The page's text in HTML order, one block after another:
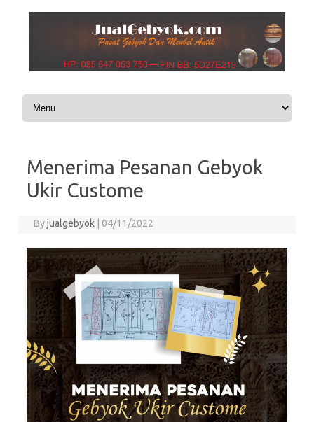
Skip to content
Menerima Pesanan Gebyok
Ukir Custome
Byjualgebyok 04/11/2022